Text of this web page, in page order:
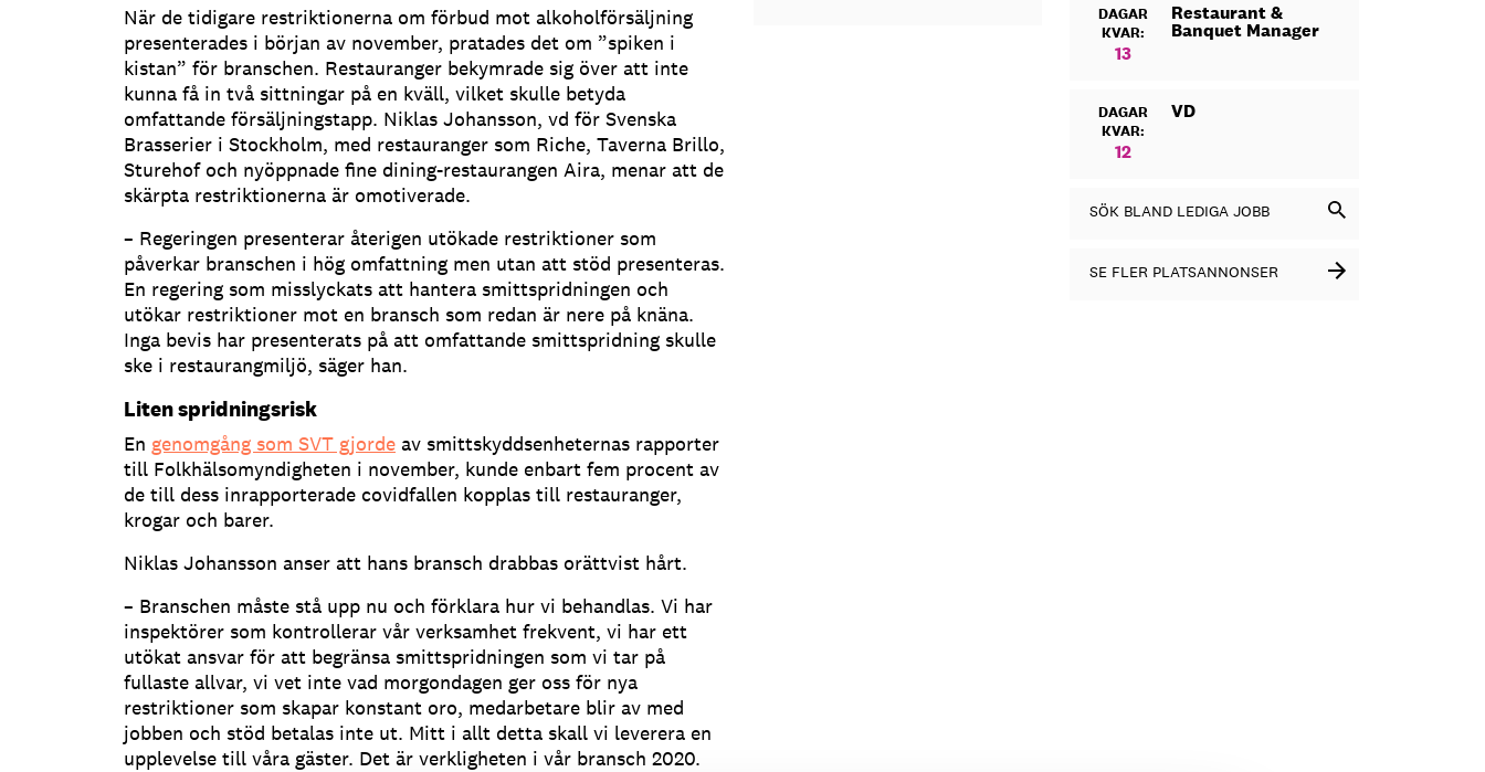
När de tidigare restriktionerna om förbud mot alkoholförsäljning
presenterades i början av november, pratades det om ”spiken i
kistan” för branschen. Restauranger bekymrade sig över att inte
kunna få in två sittningar på en kväll, vilket skulle betyda
omfattande försäljningstapp. Niklas Johansson, vd för Svenska
Brasserier i Stockholm, med restauranger som Riche, Taverna Brillo,
Sturehof och nyöppnade fine dining-restaurangen Aira, menar att de
skärpta restriktionerna är omotiverade.
– Regeringen presenterar återigen utökade restriktioner som
påverkar branschen i hög omfattning men utan att stöd presenteras.
En regering som misslyckats att hantera smittspridningen och
utökar restriktioner mot en bransch som redan är nere på knäna.
Inga bevis har presenterats på att omfattande smittspridning skulle
ske i restaurangmiljö, säger han.
Liten spridningsrisk
En genomgång som SVT gjorde av smittskyddsenheternas rapporter
till Folkhälsomyndigheten i november, kunde enbart fem procent av
de till dess inrapporterade covidfallen kopplas till restauranger,
krogar och barer.
Niklas Johansson anser att hans bransch drabbas orättvist hårt.
– Branschen måste stå upp nu och förklara hur vi behandlas. Vi har
inspektörer som kontrollerar vår verksamhet frekvent, vi har ett
utökat ansvar för att begränsa smittspridningen som vi tar på
fullaste allvar, vi vet inte vad morgondagen ger oss för nya
restriktioner som skapar konstant oro, medarbetare blir av med
jobben och stöd betalas inte ut. Mitt i allt detta skall vi leverera en
upplevelse till våra gäster. Det är verkligheten i vår bransch 2020.
DAGAR
KVAR:
13
Restaurant &
Banquet Manager
DAGAR
KVAR:
12
VD
SÖK BLAND LEDIGA JOBB
SE FLER PLATSANNONSER